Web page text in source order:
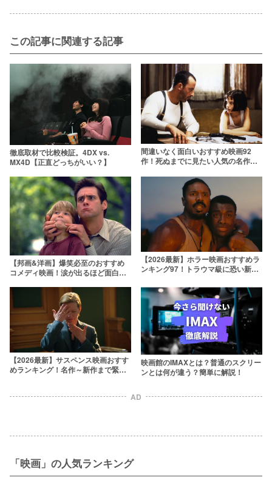
この記事に関連する記事
徹底取材で比較検証。4DX vs.
MX4D【正直どっちがいい？】
間違いなく面白いおすすめ映画92
作！死ぬまでに見たい人気の名作を
年版】
【邦画&洋画】爆笑必至のおすすめ
コメディ映画！涙が出るほど面白い
【2026最新】ホラー映画おすすめラ
ンキング97！トラウマ級に恐い新旧
【2026最新】サスペンス映画おすす
めランキング！名作～新作まで緊迫
映画館のIMAXとは？普通のスクリー
ンとは何が違う？簡単に解説！
AD
「映画」の人気ランキング